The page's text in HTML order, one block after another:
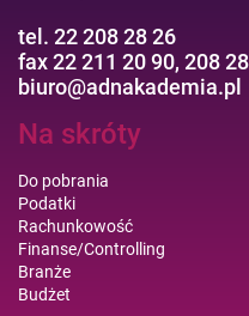
tel. 22 208 28 26
fax 22 211 20 90, 208
biuro@adnakademia.pl
Na skróty
Do pobrania
Podatki
Rachunkowość
Finanse/Controlling
Branże
Budżet